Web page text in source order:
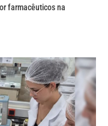
farmacêuticos na